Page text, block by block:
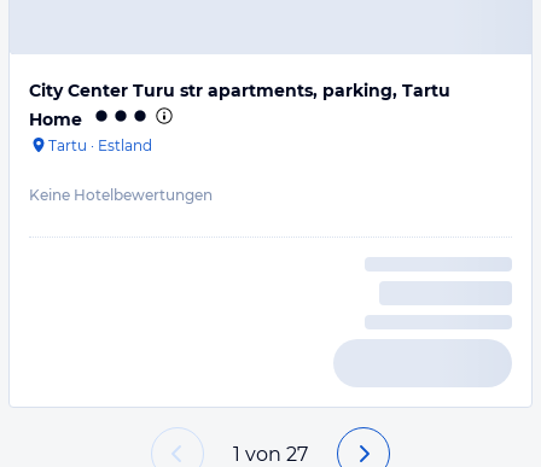
City Center Turu str apartments, parking, Tartu
Home
Tartu · Estland
Keine Hotelbewertungen
1 von 27